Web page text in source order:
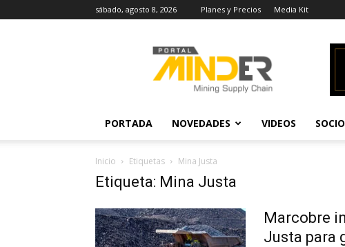
sábado, agosto 8, 2026 Planes y Precios Media Kit
Actualidad
Minera
PORTADA NOVEDADES VIDEOS
Inicio Etiquetas Mina Justa
Etiqueta: Mina Justa
Marcobre
Justa para